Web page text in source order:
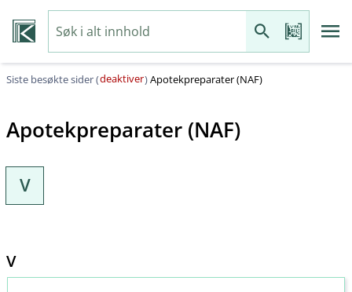
Siste besøkte sider (deaktiver)Apotekpreparater (NAF)
Apotekpreparater (NAF)
V
V